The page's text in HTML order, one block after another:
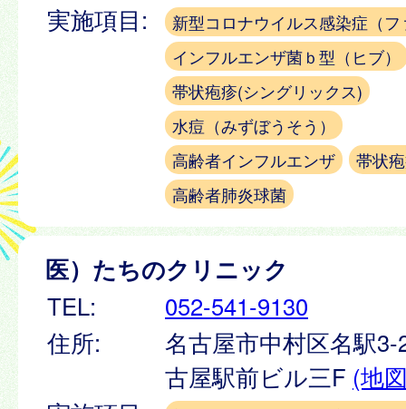
実施項目:
新型コロナウイルス感染症（
インフルエンザ菌ｂ型（ヒブ）
帯状疱疹(シングリックス)
水痘（みずぼうそう）
高齢者インフルエンザ
帯状
高齢者肺炎球菌
医）たちのクリニック
TEL:
052-541-9130
住所:
名古屋市中村区名駅3-
古屋駅前ビル三F (地